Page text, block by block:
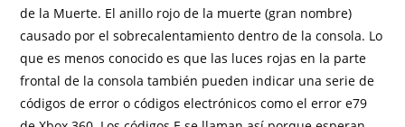
de la Muerte. El anillo rojo de la muerte (gran nombre)
causado por el sobrecalentamiento dentro de la consola. Lo
que es menos conocido es que las luces rojas en la parte
frontal de la consola también pueden indicar una serie de
códigos de error o códigos electrónicos como el error e79